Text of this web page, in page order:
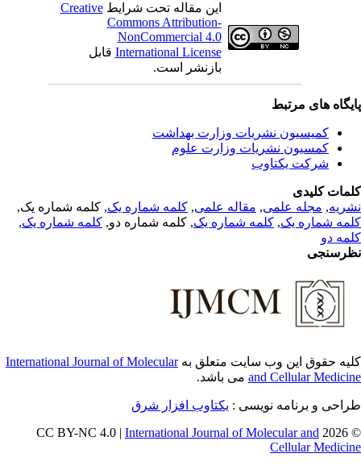
این مقاله تحت شرایطCreative
Commons Attribution-
NonCommercial 4.0
International Licenseقابل
بازنشر است.
های مرتبط
کمیسیون نشریات وزارت بهداشت
کمسیون نشریات وزارت علوم
شرکت یکتاوب
کلیدی
,مجله علمی, مقاله علمی, کلمه شماره یک, کلمه شماره یک,
شماره یک,کلمه شماره یک, کلمه شماره دو,کلمه شماره یک,
دو
حقوق این وب سایت متعلق بهInternational Journal of Molecular
and Cellularمی باشد.
و برنامه نویسی : یکتاوب افزار شرق
©
International Journal of Molecular and
Cellular